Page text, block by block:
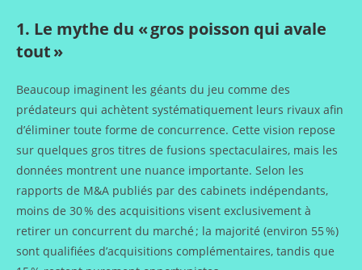
1. Le mythe du « gros poisson qui avale
tout »
Beaucoup imaginent les géants du jeu comme des
prédateurs qui achètent systématiquement leurs rivaux afin
d’éliminer toute forme de concurrence. Cette vision repose
sur quelques gros titres de fusions spectaculaires, mais les
données montrent une nuance importante. Selon les
rapports de M&A publiés par des cabinets indépendants,
moins de 30 % des acquisitions visent exclusivement à
retirer un concurrent du marché ; la majorité (environ 55 %)
sont qualifiées d’acquisitions complémentaires, tandis que